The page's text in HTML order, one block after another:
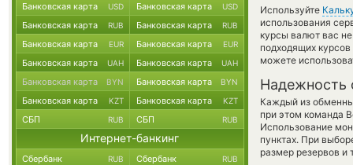
Используйте
использования
курсы валют вас
подходящих
можете
Надежность
Каждый из
при этом команда
Использование
пунктах. При
размер резервов и
Банковская карта USD Банковская карта USD
Банковская карта RUB Банковская карта RUB
Банковская карта EUR Банковская карта EUR
Банковская карта UAH Банковская карта UAH
Банковская карта BYN Банковская карта BYN
Банковская карта KZT Банковская карта KZT
СБП RUB СБП RUB
Интернет-банкинг
Сбербанк RUB Сбербанк RUB